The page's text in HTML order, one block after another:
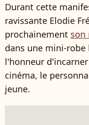
Durant cette
ravissante Elodie
prochainement son
dans une mini-robe
l'honneur
cinéma, le
jeune.